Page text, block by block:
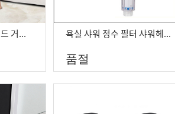
태블릿 거치대 아이패드 거치대 침대 관절형 갤럭시탭 패드
욕실 샤워 정수 필터 샤워헤드 녹물제거 리필교환
품절